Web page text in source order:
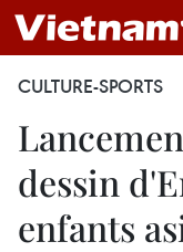
CULTURE-SPORTS
dessin
enfants